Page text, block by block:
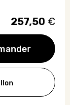
257,50 €